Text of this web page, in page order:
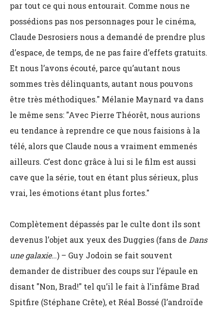
par tout ce qui nous entourait. Comme nous ne
possédions pas nos personnages pour le cinéma,
Claude Desrosiers nous a demandé de prendre plus
d’espace, de temps, de ne pas faire d’effets gratuits.
Et nous l’avons écouté, parce qu’autant nous
sommes très délinquants, autant nous pouvons
être très méthodiques." Mélanie Maynard va dans
le même sens: "Avec Pierre Théorêt, nous aurions
eu tendance à reprendre ce que nous faisions à la
télé, alors que Claude nous a vraiment emmenés
ailleurs. C’est donc grâce à lui si le film est aussi
cave que la série, tout en étant plus sérieux, plus
vrai, les émotions étant plus fortes."
Complètement dépassés par le culte dont ils sont
devenus l’objet aux yeux des Duggies (fans de Dans
une galaxie…) – Guy Jodoin se fait souvent
demander de distribuer des coups sur l’épaule en
disant "Non, Brad!" tel qu’il le fait à l’infâme Brad
Spitfire (Stéphane Crête), et Réal Bossé (l’androïde